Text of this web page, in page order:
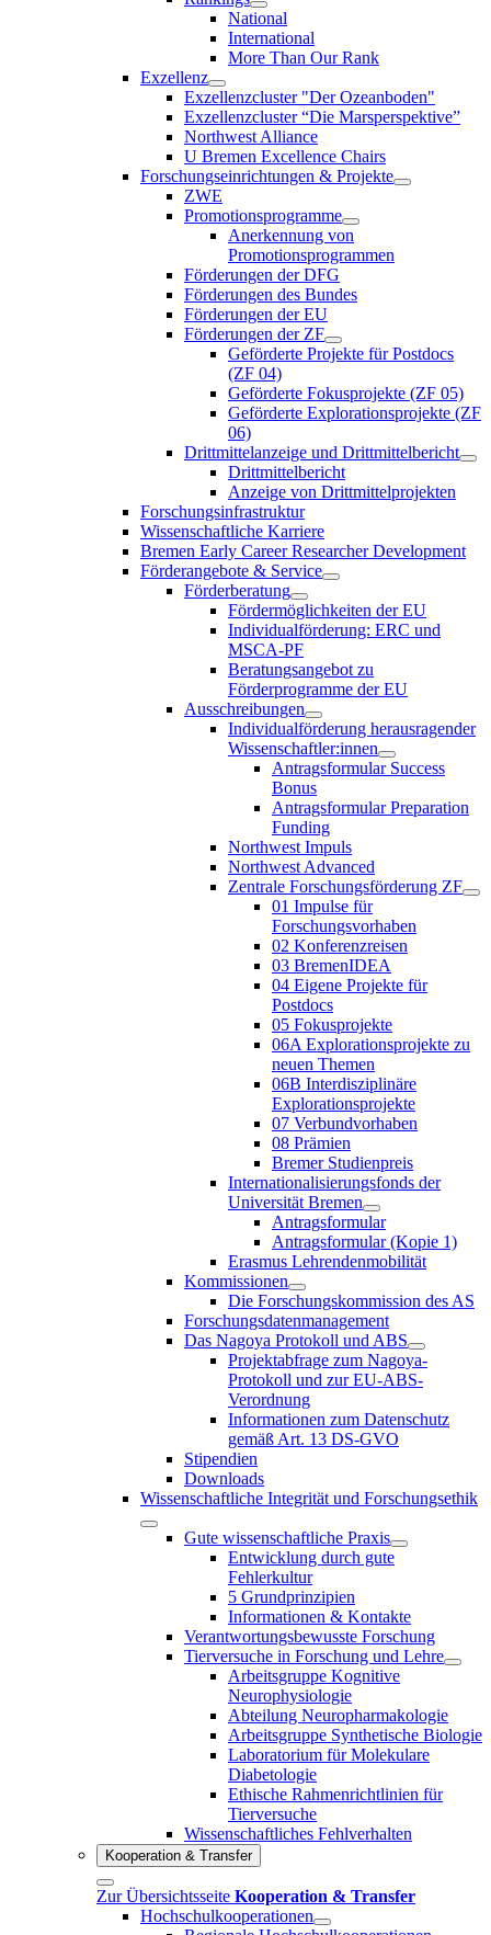
National
International
More Than Our Rank
Exzellenz
Exzellenzcluster "Der Ozeanboden"
Exzellenzcluster “Die Marsperspektive”
Northwest Alliance
U Bremen Excellence Chairs
Forschungseinrichtungen & Projekte
ZWE
Promotionsprogramme
Anerkennung von
Promotionsprogrammen
Förderungen der DFG
Förderungen des Bundes
Förderungen der EU
Förderungen der ZF
Geförderte Projekte für Postdocs
(ZF 04)
Geförderte Fokusprojekte (ZF 05)
Geförderte Explorationsprojekte (ZF
06)
Drittmittelanzeige und Drittmittelbericht
Drittmittelbericht
Anzeige von Drittmittelprojekten
Forschungsinfrastruktur
Wissenschaftliche Karriere
Bremen Early Career Researcher Development
Förderangebote & Service
Förderberatung
Fördermöglichkeiten der EU
Individualförderung: ERC und
MSCA-PF
Beratungsangebot zu
Förderprogramme der EU
Ausschreibungen
Individualförderung herausragender
Wissenschaftler:innen
Antragsformular Success
Bonus
Antragsformular Preparation
Funding
Northwest Impuls
Northwest Advanced
Zentrale Forschungsförderung ZF
01 Impulse für
Forschungsvorhaben
02 Konferenzreisen
03 BremenIDEA
04 Eigene Projekte für
Postdocs
05 Fokusprojekte
06A Explorationsprojekte zu
neuen Themen
06B Interdisziplinäre
Explorationsprojekte
07 Verbundvorhaben
08 Prämien
Bremer Studienpreis
Internationalisierungsfonds der
Universität Bremen
Antragsformular
Antragsformular (Kopie 1)
Erasmus Lehrendenmobilität
Kommissionen
Die Forschungskommission des AS
Forschungsdatenmanagement
Das Nagoya Protokoll und ABS
Projektabfrage zum Nagoya-
Protokoll und zur EU-ABS-
Verordnung
Informationen zum Datenschutz
gemäß Art. 13 DS-GVO
Stipendien
Downloads
Wissenschaftliche Integrität und Forschungsethik
Gute wissenschaftliche Praxis
Entwicklung durch gute
Fehlerkultur
5 Grundprinzipien
Informationen & Kontakte
Verantwortungsbewusste Forschung
Tierversuche in Forschung und Lehre
Arbeitsgruppe Kognitive
Neurophysiologie
Abteilung Neuropharmakologie
Arbeitsgruppe Synthetische Biologie
Laboratorium für Molekulare
Diabetologie
Ethische Rahmenrichtlinien für
Tierversuche
Wissenschaftliches Fehlverhalten
Kooperation & Transfer
Zur Übersichtsseite Kooperation & Transfer
Hochschulkooperationen